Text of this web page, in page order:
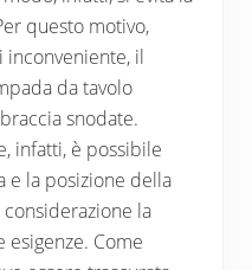
questo motivo,
inconveniente, il
da tavolo
snodate.
infatti, è possibile
e la posizione della
la
esigenze. Come